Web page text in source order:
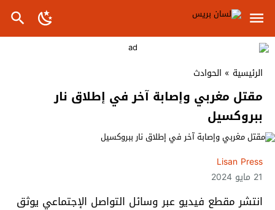
الرئيسية » الحوادث
مقتل مغربي وإصابة آخر في إطلاق نار
ببروكسيل
Lisan Press
21 مايو 2024
انتشر مقطع فيديو عبر وسائل التواصل الإجتماعي يوثق